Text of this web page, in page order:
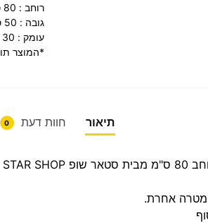
רוחב : 80 ס"מ
גובה : 50 ס"מ
עומק : 30 ס"מ
*המוצר
תיאור חוות דעת 0
מטרה אחרת.